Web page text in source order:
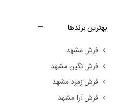
بهترین برندها
فرش مشهد
فرش نگین مشهد
فرش زمرد مشهد
فرش آرا مشهد